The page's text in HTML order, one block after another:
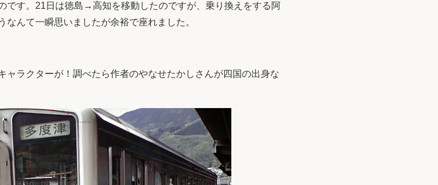
です。21日は徳島→高知を移動したのですが、乗り換えをする阿
んて一瞬思いましたが余裕で座れました。
ャラクターが！調べたら作者のやなせたかしさんが四国の出身な